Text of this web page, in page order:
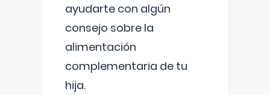
ayudarte con algún
consejo sobre la
alimentación
complementaria de tu
hija.